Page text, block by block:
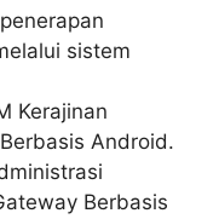
sistem
Kerajinan
Android.
Berbasis